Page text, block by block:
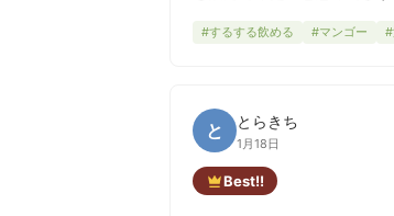
#するする飲める #マンゴー #
と とらきち
1月18日
Best!!